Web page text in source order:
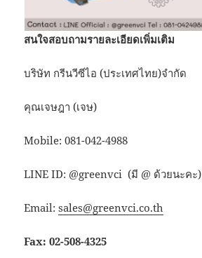
สนใจสอบถามรายละเอียดเพิ่มเติม
บริษัท กรีนวีซีไอ (ประเทศไทย)จำกัด
คุณเจษฎา (เจษ)
Mobile: 081-042-4988
LINE ID: @greenvci (มี @ ด้วยนะคะ)
Email:sales@greenvci.co.th
Fax: 02-508-4325